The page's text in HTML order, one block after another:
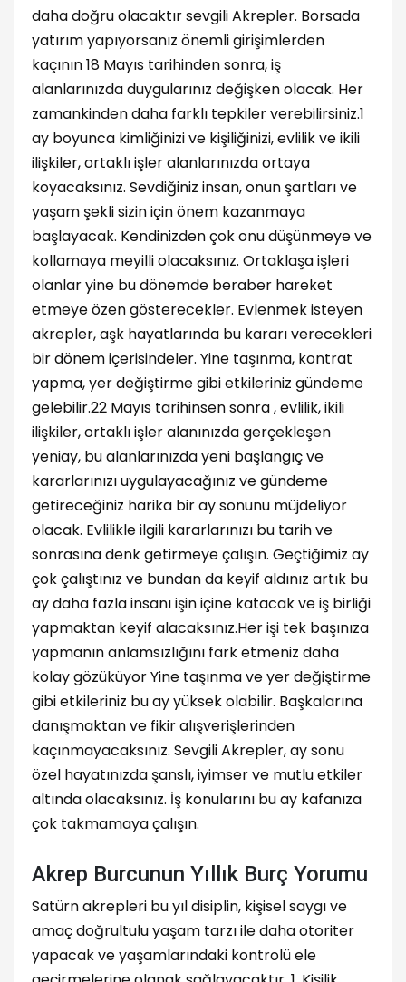
daha doğru olacaktır sevgili Akrepler. Borsada
yatırım yapıyorsanız önemli girişimlerden
kaçının 18 Mayıs tarihinden sonra, iş
alanlarınızda duygularınız değişken olacak. Her
zamankinden daha farklı tepkiler verebilirsiniz.1
ay boyunca kimliğinizi ve kişiliğinizi, evlilik ve ikili
ilişkiler, ortaklı işler alanlarınızda ortaya
koyacaksınız. Sevdiğiniz insan, onun şartları ve
yaşam şekli sizin için önem kazanmaya
başlayacak. Kendinizden çok onu düşünmeye ve
kollamaya meyilli olacaksınız. Ortaklaşa işleri
olanlar yine bu dönemde beraber hareket
etmeye özen gösterecekler. Evlenmek isteyen
akrepler, aşk hayatlarında bu kararı verecekleri
bir dönem içerisindeler. Yine taşınma, kontrat
yapma, yer değiştirme gibi etkileriniz gündeme
gelebilir.22 Mayıs tarihinsen sonra , evlilik, ikili
ilişkiler, ortaklı işler alanınızda gerçekleşen
yeniay, bu alanlarınızda yeni başlangıç ve
kararlarınızı uygulayacağınız ve gündeme
getireceğiniz harika bir ay sonunu müjdeliyor
olacak. Evlilikle ilgili kararlarınızı bu tarih ve
sonrasına denk getirmeye çalışın. Geçtiğimiz ay
çok çalıştınız ve bundan da keyif aldınız artık bu
ay daha fazla insanı işin içine katacak ve iş birliği
yapmaktan keyif alacaksınız.Her işi tek başınıza
yapmanın anlamsızlığını fark etmeniz daha
kolay gözüküyor Yine taşınma ve yer değiştirme
gibi etkileriniz bu ay yüksek olabilir. Başkalarına
danışmaktan ve fikir alışverişlerinden
kaçınmayacaksınız. Sevgili Akrepler, ay sonu
özel hayatınızda şanslı, iyimser ve mutlu etkiler
altında olacaksınız. İş konularını bu ay kafanıza
çok takmamaya çalışın.
Akrep Burcunun Yıllık Burç Yorumu
Satürn akrepleri bu yıl disiplin, kişisel saygı ve
amaç doğrultulu yaşam tarzı ile daha otoriter
yapacak ve yaşamlarındaki kontrolü ele